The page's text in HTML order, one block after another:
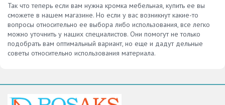
Так что теперь если вам нужна кромка мебельная, купить ее вы
сможете в нашем магазине. Но если у вас возникнут какие-то
вопросы относительно ее выбора либо использования, все легко
можно уточнить у наших специалистов. Они помогут не только
подобрать вам оптимальный вариант, но еще и дадут дельные
советы относительно использования материала.